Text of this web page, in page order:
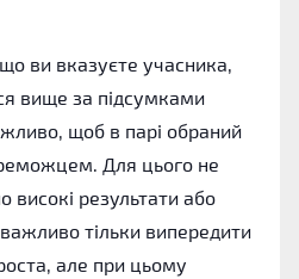
ви вказуєте учасника,
вище за підсумками
щоб в парі обраний
Для цього не
високі результати або
тільки випередити
але при цьому